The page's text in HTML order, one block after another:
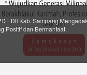
LDII Kab. Sampang
Positif dan Bermanfaat.